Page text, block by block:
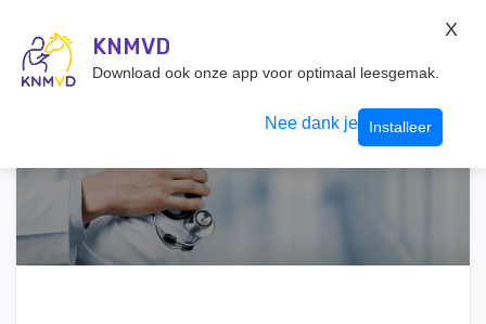
InloggenKNMVD
Download ook onze app voor optimaal leesgemak.
Nee dank je Installeer
X